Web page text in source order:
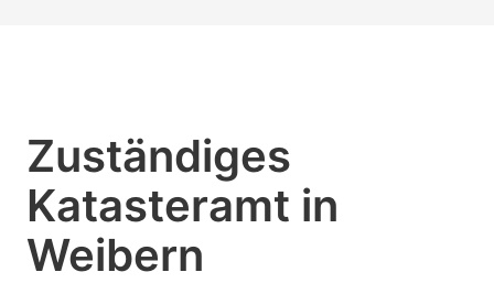
Zuständiges
Katasteramt in
Weibern